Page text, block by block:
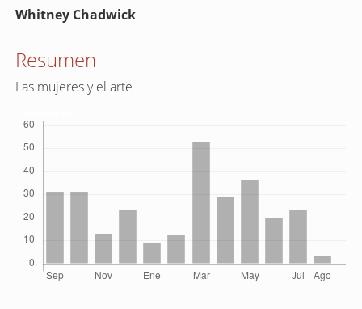
Contenido
del
artículo
Whitney Chadwick
Resumen
Las mujeres y el arte